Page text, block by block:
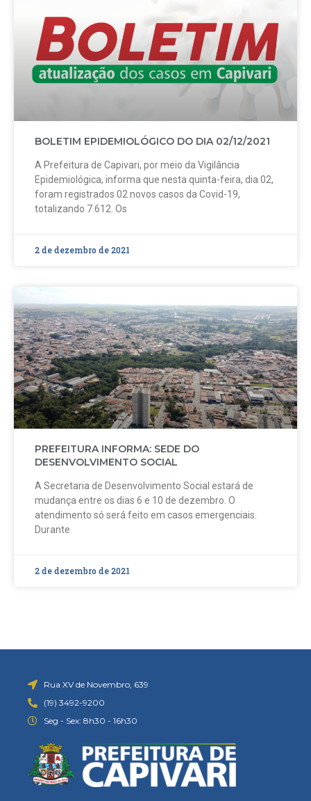
BOLETIM EPIDEMIOLÓGICO DO DIA 02/12/2021
A Prefeitura de Capivari, por meio da Vigilância
Epidemiológica, informa que nesta quinta-feira, dia 02,
foram registrados 02 novos casos da Covid-19,
totalizando 7.612. Os
2 de dezembro de 2021
PREFEITURA INFORMA: SEDE DO
DESENVOLVIMENTO SOCIAL
A Secretaria de Desenvolvimento Social estará de
mudança entre os dias 6 e 10 de dezembro. O
atendimento só será feito em casos emergenciais.
Durante
2 de dezembro de 2021
Rua XV de Novembro, 639
(19) 3492-9200
Seg - Sex: 8h30 - 16h30